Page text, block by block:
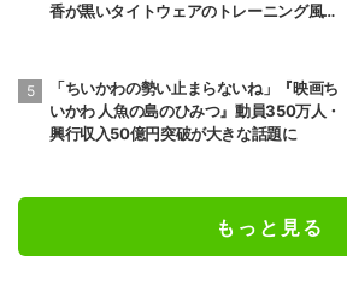
香が黒いタイトウェアのトレーニング風景
「ちいかわの勢い止まらないね」『映画ち
いかわ 人魚の島のひみつ』動員350万人・
興行収入50億円突破が大きな話題に
もっと見る